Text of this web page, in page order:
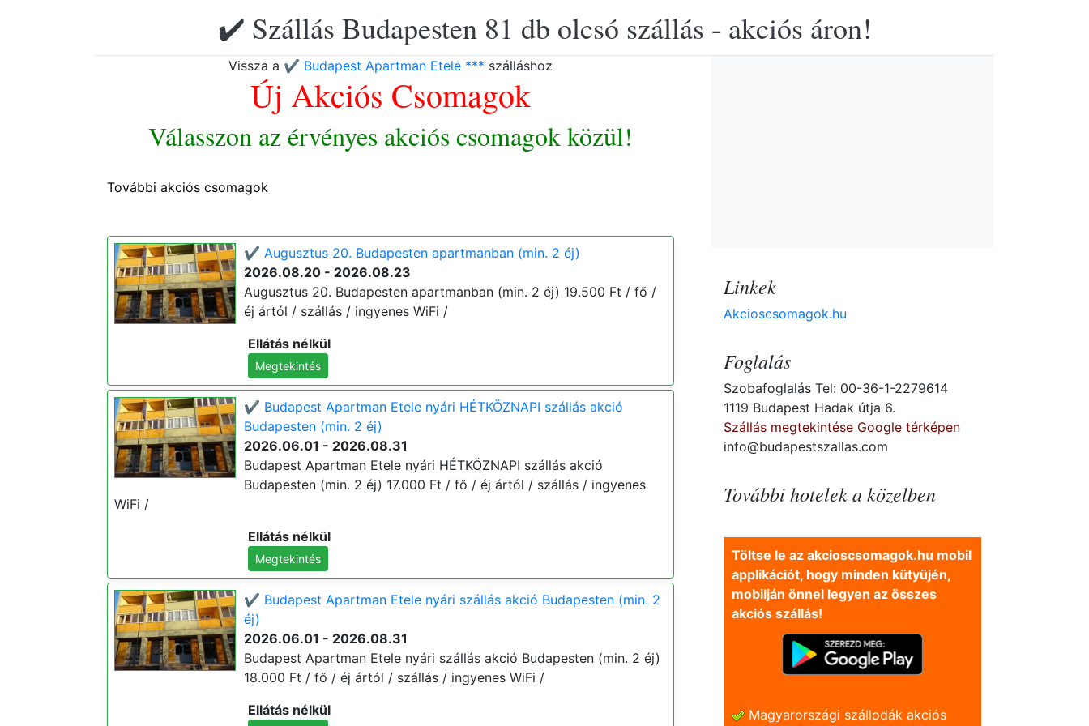
✔️ Szállás Budapesten 81 db olcsó szállás - akciós áron!
Vissza a ✔️ Budapest Apartman Etele *** szálláshoz
Új Akciós Csomagok
Válasszon az érvényes akciós csomagok közül!
További akciós csomagok
✔️ Augusztus 20. Budapesten apartmanban (min. 2 éj)
2026.08.20 - 2026.08.23
Augusztus 20. Budapesten apartmanban (min. 2 éj) 19.500 Ft / fő /
éj ártól / szállás / ingyenes WiFi /
Ellátás nélkül
Megtekintés
✔️ Budapest Apartman Etele nyári HÉTKÖZNAPI szállás akció
Budapesten (min. 2 éj)
2026.06.01 - 2026.08.31
Budapest Apartman Etele nyári HÉTKÖZNAPI szállás akció
Budapesten (min. 2 éj) 17.000 Ft / fő / éj ártól / szállás / ingyenes
WiFi /
Ellátás nélkül
Megtekintés
✔️ Budapest Apartman Etele nyári szállás akció Budapesten (min. 2
éj)
2026.06.01 - 2026.08.31
Budapest Apartman Etele nyári szállás akció Budapesten (min. 2 éj)
18.000 Ft / fő / éj ártól / szállás / ingyenes WiFi /
Ellátás nélkül
Linkek
Akcioscsomagok.hu
Foglalás
Szobafoglalás Tel: 00-36-1-2279614
1119 Budapest Hadak útja 6.
Szállás megtekintése Google térképen
info@budapestszallas.com
További hotelek a közelben
Töltse le az akcioscsomagok.hu mobil
applikációt, hogy minden kütyüjén,
mobilján önnel legyen az összes
akciós szállás!
Magyarországi szállodák akciós